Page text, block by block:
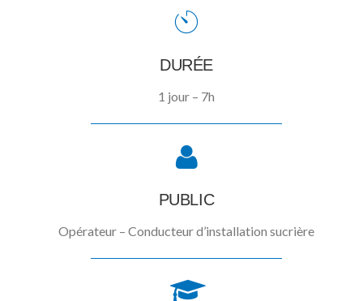
DURÉE
1 jour – 7h
PUBLIC
Opérateur – Conducteur d’installation sucrière